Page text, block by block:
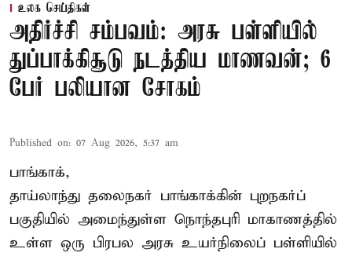
உலக செய்திகள்
அதிர்ச்சி சம்பவம்: அரசு பள்ளியில்
துப்பாக்கிசூடு நடத்திய மாணவன்; 6
பேர் பலியான சோகம்
Published on: 07 Aug 2026, 5:37 am
பாங்காக்,
தாய்லாந்து தலைநகர் பாங்காக்கின் புறநகர்ப்
பகுதியில் அமைந்துள்ள நொந்தபுரி மாகாணத்தில்
உள்ள ஒரு பிரபல அரசு உயர்நிலைப் பள்ளியில்